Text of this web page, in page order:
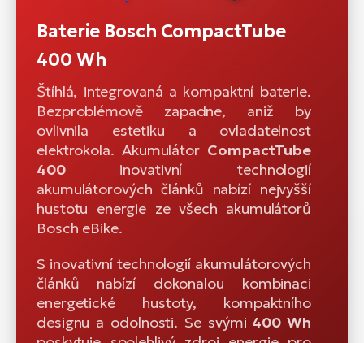
Baterie Bosch CompactTube
400 Wh
Štíhlá, integrovaná a kompaktní baterie.
Bezproblémově zapadne, aniž by
ovlivnila estetiku a ovladatelnost
elektrokola. Akumulátor CompactTube
400 inovativní technologií
akumulátorových článků nabízí nejvyšší
hustotu energie ze všech akumulátorů
Bosch eBike.
S inovativní technologií akumulátorových
článků nabízí dokonalou kombinaci
energetické hustoty, kompaktního
designu a odolnosti. Se svými 400 Wh